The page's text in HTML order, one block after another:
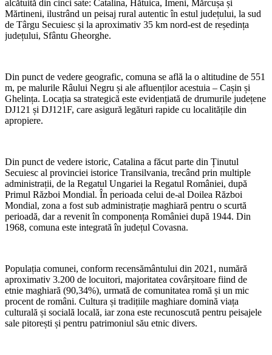
alcătuită din cinci sate: Catalina, Hătuica, Imeni, Mărcușa și
Mărtineni, ilustrând un peisaj rural autentic în estul județului, la sud
de Târgu Secuiesc și la aproximativ 35 km nord-est de reședința
județului, Sfântu Gheorghe.
Din punct de vedere geografic, comuna se află la o altitudine de 551
m, pe malurile Râului Negru și ale afluenților acestuia – Cașin și
Ghelința. Locația sa strategică este evidențiată de drumurile județene
DJ121 și DJ121F, care asigură legături rapide cu localitățile din
apropiere.
Din punct de vedere istoric, Catalina a făcut parte din Ținutul
Secuiesc al provinciei istorice Transilvania, trecând prin multiple
administrații, de la Regatul Ungariei la Regatul României, după
Primul Război Mondial. În perioada celui de-al Doilea Război
Mondial, zona a fost sub administrație maghiară pentru o scurtă
perioadă, dar a revenit în componența României după 1944. Din
1968, comuna este integrată în județul Covasna.
Populația comunei, conform recensământului din 2021, numără
aproximativ 3.200 de locuitori, majoritatea covârșitoare fiind de
etnie maghiară (90,34%), urmată de comunitatea romă și un mic
procent de români. Cultura și tradițiile maghiare domină viața
culturală și socială locală, iar zona este recunoscută pentru peisajele
sale pitorești și pentru patrimoniul său etnic divers.